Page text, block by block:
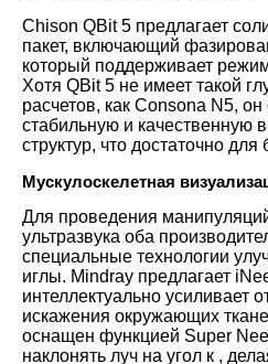
Chison QBit 5 предлагает
пакет, включающий
который поддерживает
Хотя QBit 5 не имеет такой
расчетов, как Consona N5, он
стабильную и качественную
структур, что достаточно
Мускулоскелетная
Для проведения
ультразвука оба
специальные технологии
иглы. Mindray предлагает
интеллектуально усиливает
искажения окружающих
оснащен функцией Super
наклонять луч на угол к ,